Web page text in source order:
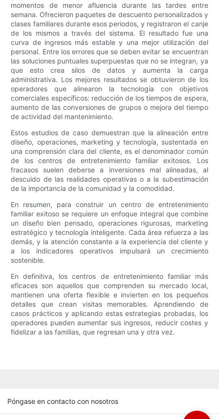
momentos de menor afluencia durante las tardes entre
semana. Ofrecieron paquetes de descuento personalizados y
clases familiares durante esos periodos, y registraron el canje
de los mismos a través del sistema. El resultado fue una
curva de ingresos más estable y una mejor utilización del
personal. Entre los errores que se deben evitar se encuentran
las soluciones puntuales superpuestas que no se integran, ya
que esto crea silos de datos y aumenta la carga
administrativa. Los mejores resultados se obtuvieron de los
operadores que alinearon la tecnología con objetivos
comerciales específicos: reducción de los tiempos de espera,
aumento de las conversiones de grupos o mejora del tiempo
de actividad del mantenimiento.
Estos estudios de caso demuestran que la alineación entre
diseño, operaciones, marketing y tecnología, sustentada en
una comprensión clara del cliente, es el denominador común
de los centros de entretenimiento familiar exitosos. Los
fracasos suelen deberse a inversiones mal alineadas, al
descuido de las realidades operativas o a la subestimación
de la importancia de la comunidad y la comodidad.
En resumen, para construir un centro de entretenimiento
familiar exitoso se requiere un enfoque integral que combine
un diseño bien pensado, operaciones rigurosas, marketing
estratégico y tecnología inteligente. Cada área refuerza a las
demás, y la atención constante a la experiencia del cliente y
a los indicadores operativos impulsará un crecimiento
sostenible.
En definitiva, los centros de entretenimiento familiar más
eficaces son aquellos que comprenden su mercado local,
mantienen una oferta flexible e invierten en los pequeños
detalles que crean visitas memorables. Aprendiendo de
casos prácticos y aplicando estas estrategias probadas, los
operadores pueden aumentar sus ingresos, reducir costes y
fidelizar a las familias, que regresan una y otra vez.
Póngase en contacto con nosotros